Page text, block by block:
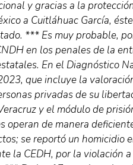
y gracias a la
a Cuitláhuac García,
*** Es muy probable,
en los penales de la
En el Diagnóstico
que incluye la
privadas de su
y el módulo de
operan de manera
se reportó un homicidio
la CEDH, por la violación